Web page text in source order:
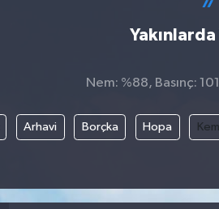
Nem: %88, Basınç:
Arhavi Borçka Hopa